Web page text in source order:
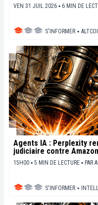
VEN 31 JUIL 2026 ▪ 6 MIN DE
S'INFORMER ▪
Agents IA : Perplexity
judiciaire contre Amazon
15H00 ▪ 5 MIN DE LECTURE ▪ PAR
S'INFORMER ▪